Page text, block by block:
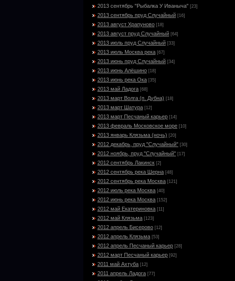
2013 сентябрь "Рыбалка У Иваныча" [23]
2013 сентябрь пруд Случайный [16]
2013 август Храпуново [18]
2013 август пруд Случайный [64]
2013 июль пруд Случайный [33]
2013 июль Москва река [67]
2013 июнь пруд Случайный [34]
2013 июнь Алёшино [18]
2013 июнь река Ока [35]
2013 май Ладога [68]
2013 март Волга (п. Дубна) [18]
2013 март Шатура [12]
2013 март Песчаный карьер [14]
2013 февраль Московское море [10]
2013 январь Клязьма (ночь) [20]
2012 декабрь, пруд "Случайный" [30]
2012 ноябрь, пруд "Случайный" [17]
2012 сентябрь Лакинск [2]
2012 сентябрь река Шерна [48]
2012 сентябрь река Москва [121]
2012 июль река Москва [40]
2012 июнь река Москва [152]
2012 май Екатериновка [11]
2012 май Клязьма [123]
2012 апрель Бисерово [12]
2012 апрель Клязьма [53]
2012 апрель Песчаный карьер [28]
2012 март Песчаный карьер [92]
2011 май Ахтуба [12]
2011 апрель Ладога [77]